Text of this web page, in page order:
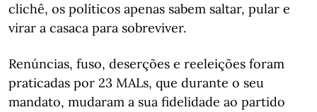
clichê, os políticos apenas sabem saltar, pular e
virar a casaca para sobreviver.
Renúncias, fuso, deserções e reeleições foram
praticadas por 23 MALs, que durante o seu
mandato, mudaram a sua fidelidade ao partido